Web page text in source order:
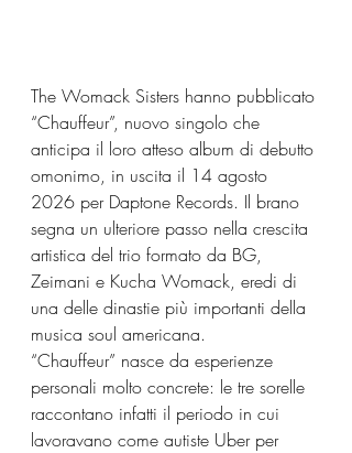
The Womack Sisters hanno pubblicato
“Chauffeur”, nuovo singolo che
anticipa il loro atteso album di debutto
omonimo, in uscita il 14 agosto
2026 per Daptone Records. Il brano
segna un ulteriore passo nella crescita
artistica del trio formato da BG,
Zeimani e Kucha Womack, eredi di
una delle dinastie più importanti della
musica soul americana.
“Chauffeur” nasce da esperienze
personali molto concrete: le tre sorelle
raccontano infatti il periodo in cui
lavoravano come autiste Uber per